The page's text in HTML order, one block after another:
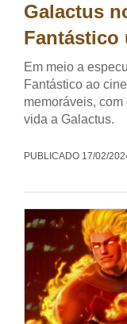
Galactus
Fantástico
Em meio a
Fantástico ao
memoráveis,
vida a Galactus.
PUBLICADO 17/02/